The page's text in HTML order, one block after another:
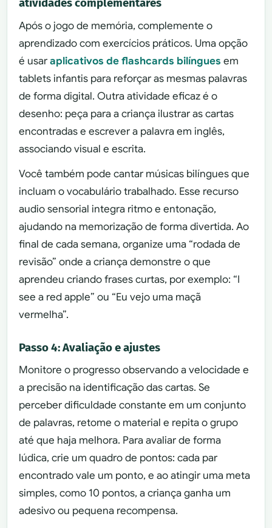
atividades complementares
Após o jogo de memória, complemente o
aprendizado com exercícios práticos. Uma opção
é usaraplicativos de flashcards bilíngues em
tablets infantis para reforçar as mesmas palavras
de forma digital. Outra atividade eficaz é o
desenho: peça para a criança ilustrar as cartas
encontradas e escrever a palavra em inglês,
associando visual e escrita.
Você também pode cantar músicas bilíngues que
incluam o vocabulário trabalhado. Esse recurso
audio sensorial integra ritmo e entonação,
ajudando na memorização de forma divertida. Ao
final de cada semana, organize uma “rodada de
revisão” onde a criança demonstre o que
aprendeu criando frases curtas, por exemplo: “I
see a red apple” ou “Eu vejo uma maçã
vermelha”.
Passo 4: Avaliação e ajustes
Monitore o progresso observando a velocidade e
a precisão na identificação das cartas. Se
perceber dificuldade constante em um conjunto
de palavras, retome o material e repita o grupo
até que haja melhora. Para avaliar de forma
lúdica, crie um quadro de pontos: cada par
encontrado vale um ponto, e ao atingir uma meta
simples, como 10 pontos, a criança ganha um
adesivo ou pequena recompensa.